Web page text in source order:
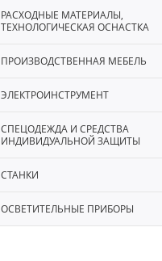
РАСХОДНЫЕ МАТЕРИАЛЫ,
ТЕХНОЛОГИЧЕСКАЯ ОСНАСТКА
ПРОИЗВОДСТВЕННАЯ МЕБЕЛЬ
ЭЛЕКТРОИНСТРУМЕНТ
СПЕЦОДЕЖДА И СРЕДСТВА
ИНДИВИДУАЛЬНОЙ ЗАЩИТЫ
СТАНКИ
ОСВЕТИТЕЛЬНЫЕ ПРИБОРЫ